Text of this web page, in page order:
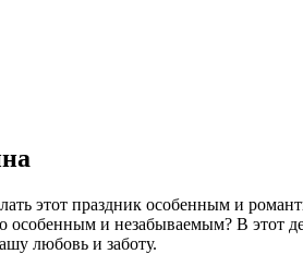
этот праздник особенным и
и незабываемым? В этот
любовь и заботу.